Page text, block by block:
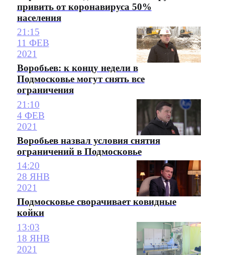
привить от коронавируса 50%
населения
21:15
11 ФЕВ
2021
Воробьев: к концу недели в
Подмосковье могут снять все
ограничения
21:10
4 ФЕВ
2021
Воробьев назвал условия снятия
ограничений в Подмосковье
14:20
28 ЯНВ
2021
Подмосковье сворачивает ковидные
койки
13:03
18 ЯНВ
2021